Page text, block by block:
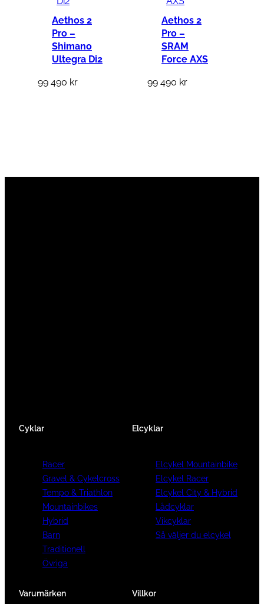
Aethos 2
Pro –
Shimano
Ultegra Di2
99 490 kr
Aethos 2
Pro –
SRAM
Force AXS
99 490 kr
Cyklar
Racer
Gravel & Cykelcross
Tempo & Triathlon
Mountainbikes
Hybrid
Barn
Traditionell
Övriga
Elcyklar
Elcykel Mountainbike
Elcykel Racer
Elcykel City & Hybrid
Lådcyklar
Vikcyklar
Så väljer du elcykel
Varumärken Villkor